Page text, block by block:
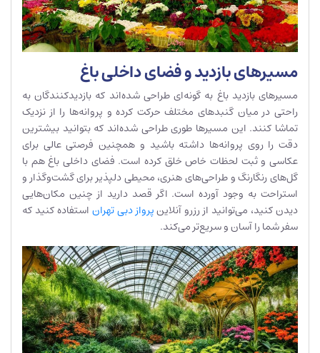
مسیرهای بازدید و فضای داخلی باغ
مسیرهای بازدید باغ به گونه‌ای طراحی شده‌اند که بازدیدکنندگان به
راحتی در میان گنبدهای مختلف حرکت کرده و پروانه‌ها را از نزدیک
تماشا کنند. این مسیرها طوری طراحی شده‌اند که بتوانید بیشترین
دقت را روی پروانه‌ها داشته باشید و همچنین فرصتی عالی برای
عکاسی و ثبت لحظات خاص خلق کرده است. فضای داخلی باغ هم با
گل‌های رنگارنگ و طراحی‌های هنری، محیطی دلپذیر برای گشت‌وگذار و
استراحت به وجود آورده است​. اگر قصد دارید از چنین مکان‌هایی
دیدن کنید، می‌توانید از رزرو آنلاینپرواز دبی تهران استفاده کنید که
سفر شما را آسان و سریع‌تر می‌کند.